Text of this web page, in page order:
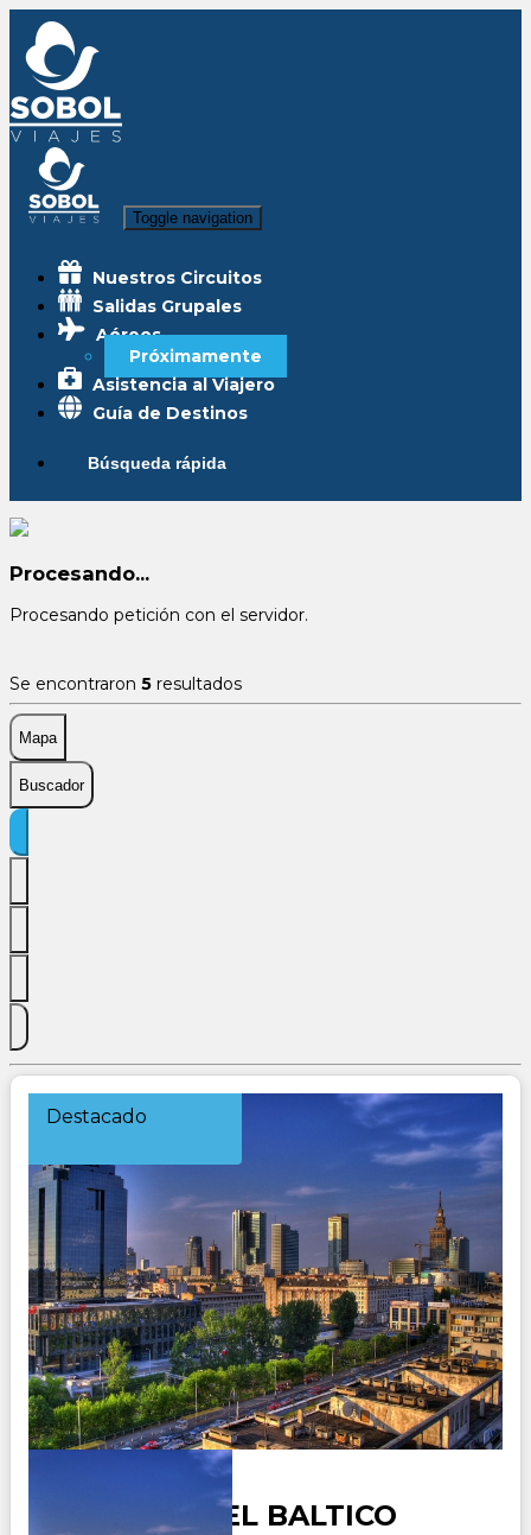
Toggle navigation
Nuestros Circuitos
Salidas Grupales
Aéreos
Próximamente
Asistencia al Viajero
Guía de Destinos
Búsqueda rápida
Procesando...
Procesando petición con el servidor.
Se encontraron 5 resultados
Mapa
Buscador
Destacado
DESCUBRA EL BALTICO